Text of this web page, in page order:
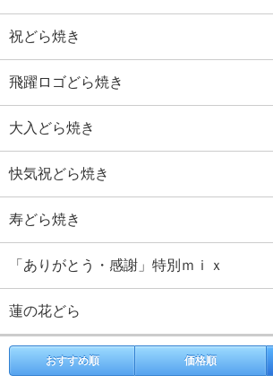
祝どら焼き
飛躍ロゴどら焼き
大入どら焼き
快気祝どら焼き
寿どら焼き
「ありがとう・感謝」特別ｍｉｘ
蓮の花どら
おすすめ順 価格順